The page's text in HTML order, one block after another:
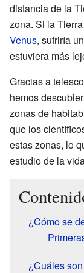
distancia de la
zona. Si la
Venus, sufriría
estuviera más
Gracias a
hemos
zonas de
que los
estas zonas, lo
estudio de la
¿Cómo se
¿Cuáles